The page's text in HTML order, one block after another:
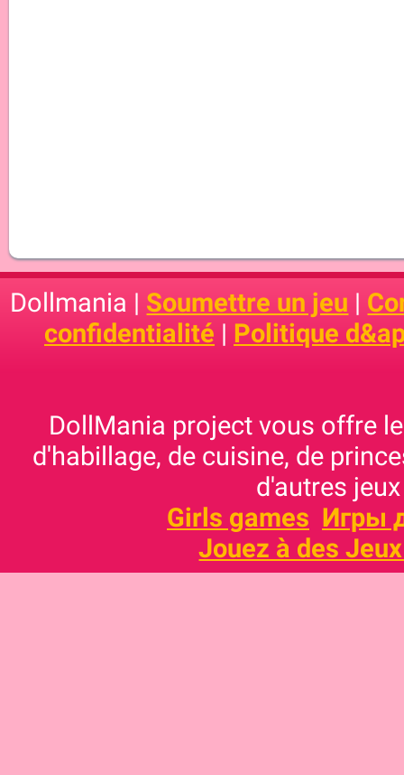
Dollmania | Soumettre un jeu |
confidentialité | Politique
DollMania project vous offre
d'habillage, de cuisine, de
d'autres
Girls games Игры
Jouez à des